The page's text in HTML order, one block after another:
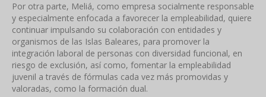
Por otra parte, Meliá, como empresa socialmente responsable
y especialmente enfocada a favorecer la empleabilidad, quiere
continuar impulsando su colaboración con entidades y
organismos de las Islas Baleares, para promover la
integración laboral de personas con diversidad funcional, en
riesgo de exclusión, así como, fomentar la empleabilidad
juvenil a través de fórmulas cada vez más promovidas y
valoradas, como la formación dual.